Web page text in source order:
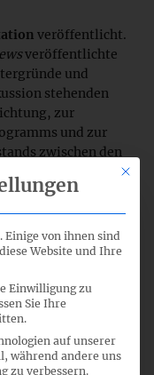
veröffentlicht.
veröffentlichte
und
stehenden
zur
und zur
zwischen den
Arbeitsplan ist
und
besser zu
der IASB im Juli
strategischen
Arbeitsplan
Mit
Einige von ihnen sind
Website und Ihre
Einwilligung zu
Sie Ihre
auf unserer
während andere uns
zu verbessern.